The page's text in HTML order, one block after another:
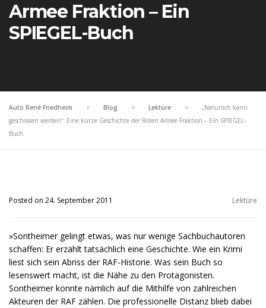
Armee Fraktion – Ein
SPIEGEL-Buch
Auto René Friedheim > Blog > Lektüre >
„Natürlich kann
geschossen werden“: Eine kurze Geschichte der Roten Armee Fraktion – Ein SPIEGEL-
Buch
Posted on 24. September 2011 Lektüre
»Sontheimer gelingt etwas, was nur wenige Sachbuchautoren
schaffen: Er erzählt tatsächlich eine Geschichte. Wie ein Krimi
liest sich sein Abriss der RAF-Historie. Was sein Buch so
lesenswert macht, ist die Nähe zu den Protagonisten.
Sontheimer konnte nämlich auf die Mithilfe von zahlreichen
Akteuren der RAF zählen. Die professionelle Distanz blieb dabei